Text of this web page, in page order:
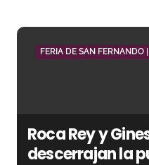
a
FERIA DE SAN FERNANDO
Roca Rey y
descerrajan la